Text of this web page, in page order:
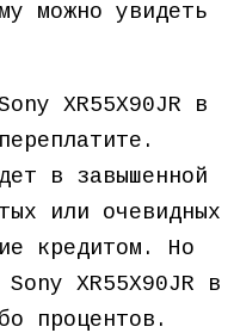
можно увидеть
XR55X90JR в
в завышенной
или очевидных
кредитом. Но
XR55X90JR в
процентов.